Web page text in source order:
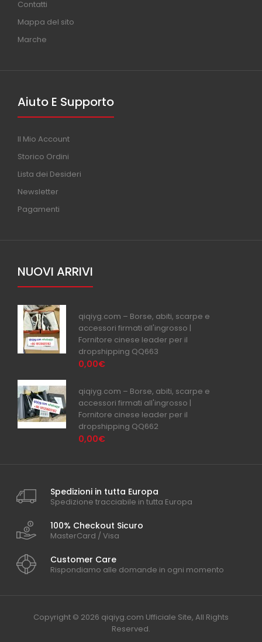
Contatti
Mappa del sito
Marche
Aiuto E Supporto
Il Mio Account
Storico Ordini
Lista dei Desideri
Newsletter
Pagamenti
NUOVI ARRIVI
qiqiyg.com – Borse, abiti, scarpe e
accessori firmati all'ingrosso |
Fornitore cinese leader per il
dropshipping QQ663
0,00€
qiqiyg.com – Borse, abiti, scarpe e
accessori firmati all'ingrosso |
Fornitore cinese leader per il
dropshipping QQ662
0,00€
Spedizioni in tutta Europa
Spedizione tracciabile in tutta Europa
100% Checkout Sicuro
MasterCard / Visa
Customer Care
Rispondiamo alle domande in ogni momento
Copyright © 2026 qiqiyg.com Ufficiale Site, All Rights
Reserved.